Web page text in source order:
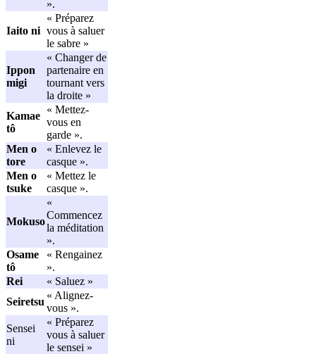
».
Iaito ni
« Préparez
vous à saluer
le sabre »
Ippon
migi
« Changer de
partenaire en
tournant vers
la droite »
Kamae
tô
« Mettez-
vous en
garde ».
Men o
tore
« Enlevez le
casque ».
Men o
tsuke
« Mettez le
casque ».
Mokuso
«
Commencez
la méditation
».
Osame
tô
« Rengainez
».
Rei
« Saluez »
Seiretsu
« Alignez-
vous ».
Sensei
ni
« Préparez
vous à saluer
le sensei »